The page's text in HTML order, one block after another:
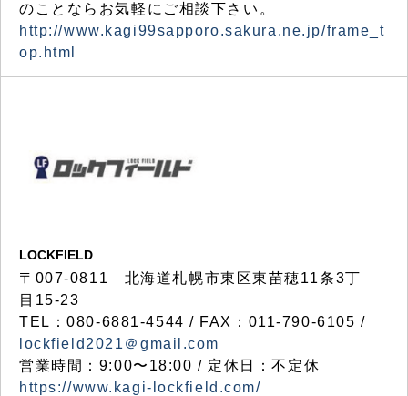
のことならお気軽にご相談下さい。
http://www.kagi99sapporo.sakura.ne.jp/frame_t
op.html
LOCKFIELD
〒007-0811 北海道札幌市東区東苗穂11条3丁
目15-23
TEL：080-6881-4544 / FAX：011-790-6105 /
lockfield2021＠gmail.com
営業時間：9:00〜18:00 / 定休日：不定休
https://www.kagi-lockfield.com/